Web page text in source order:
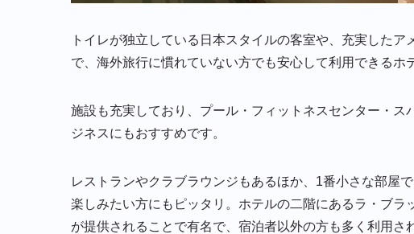
トイレが独立している日本スタイルの客室や、充実した
で、海外旅行に慣れていない方でも安心して利用できるホ
施設も充実しており、プール・フィットネスセンター・
ジネスにもおすすめです。
レストランやクラブラウンジもあるほか、1番小さな部屋
楽しみたい方にもピッタリ。ホテルの二階にあるラ・ブ
が提供されることで有名で、宿泊者以外の方も多く利用さ